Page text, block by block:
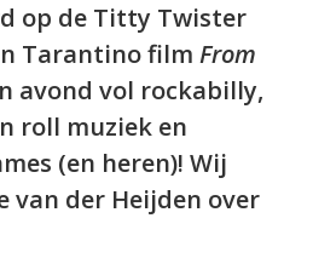
op de Titty Twister
Tarantino film From
avond vol rockabilly,
roll muziek en
(en heren)! Wij
van der Heijden over